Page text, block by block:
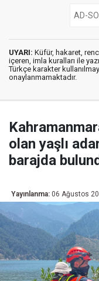
UYARI: Küfür, hakaret,
içeren, imla kuralları ile
Türkçe karakter
onaylanmamaktadır.
olan yaşlı
barajda
Yayınlanma: 06 Ağustos